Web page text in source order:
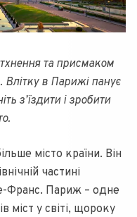
та присмаком
Влітку в Парижі панує
з’їздити і зробити
місто країни. Він
частині
Франс. Париж – одне
міст у світі, щороку